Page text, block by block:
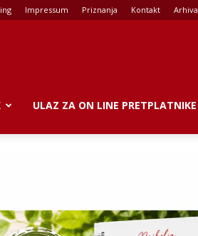
Impressum Priznanja Kontakt Arhiva
ULAZ ZA ON LINE PRETPLATNIKE